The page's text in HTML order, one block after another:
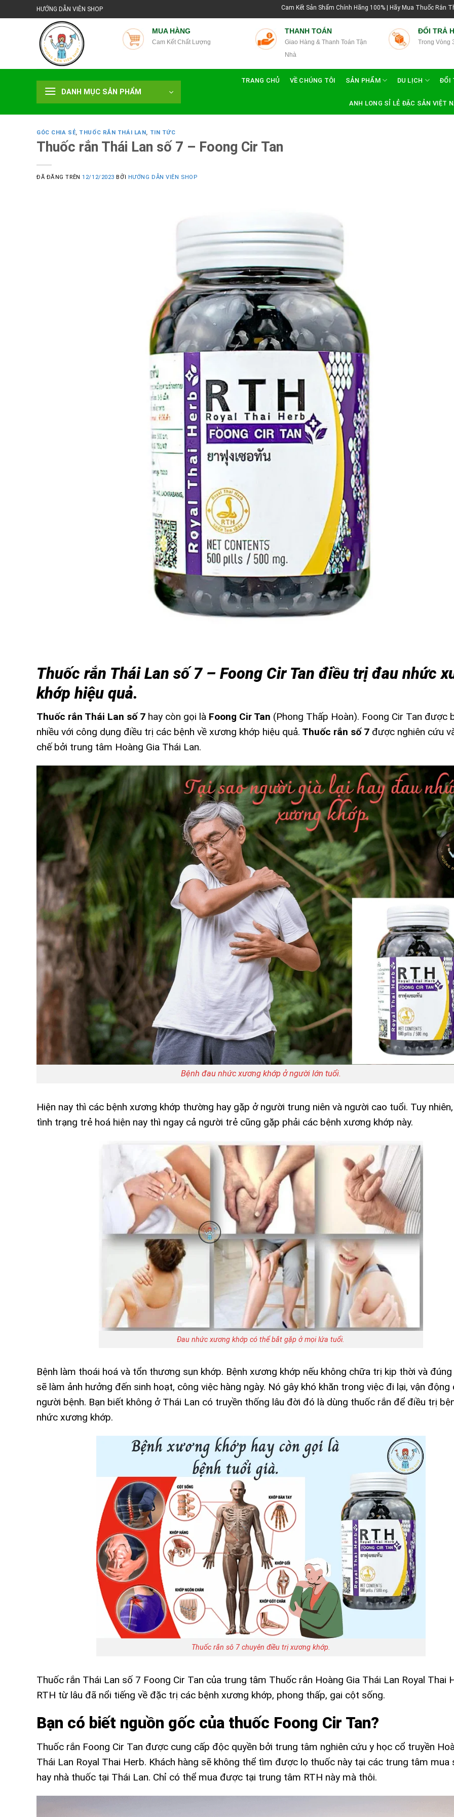
đến
HƯỚNG DẪN VIÊN SHOP Cam Kết Sản Shẩm Chính Hãng 100% | Hãy Mua Thuốc Rắn Thái Lan Tại Hướng
MUA HÀNG
Cam Kết Chất Lượng
THANH TOÁN
Giao Hàng & Thanh Toán Tận
Nhà
ĐỔI TRẢ
Trong Vòng
DANH MỤC SẢN PHẨM
TRANG CHỦ VỀ CHÚNG TÔI SẢN PHẨM DU LỊCH ĐỔI
ANH LONG SỈ LẺ ĐẶC SẢN VIỆT
GÓC CHIA SẺ, THUỐC RẮN THÁI LAN, TIN TỨC
Thuốc rắn Thái Lan số 7 – Foong Cir Tan
ĐÃ ĐĂNG TRÊN12/12/2023 BỞI HƯỚNG DẪN VIÊN SHOP
Thuốc rắn Thái Lan số 7 – Foong Cir Tan điều trị đau nhức
khớp hiệu quả.
Thuốc rắn Thái Lan số 7 hay còn gọi là Foong Cir Tan (Phong Thấp Hoàn). Foong Cir Tan được
nhiều với công dụng điều trị các bệnh về xương khớp hiệu quả. Thuốc rắn số 7 được nghiên cứu
chế bởi trung tâm Hoàng Gia Thái Lan.
Bệnh đau nhức xương khớp ở người lớn tuổi.
Hiện nay thì các bệnh xương khớp thường hay gặp ở người trung niên và người cao tuổi. Tuy
tình trạng trẻ hoá hiện nay thì ngay cả người trẻ cũng gặp phải các bệnh xương khớp này.
Đau nhức xương khớp có thể bắt gặp ở mọi lứa tuổi.
Bệnh làm thoái hoá và tổn thương sụn khớp. Bệnh xương khớp nếu không chữa trị kịp thời và
sẽ làm ảnh hưởng đến sinh hoạt, công việc hàng ngày. Nó gây khó khăn trong việc đi lại, vận động
người bệnh. Bạn biết không ở Thái Lan có truyền thống lâu đời đó là dùng thuốc rắn để điều trị
nhức xương khớp.
Thuốc rắn sô 7 chuyên điều trị xương khớp.
Thuốc rắn Thái Lan số 7 Foong Cir Tan của trung tâm Thuốc rắn Hoàng Gia Thái Lan Royal Thai
RTH từ lâu đã nổi tiếng về đặc trị các bệnh xương khớp, phong thấp, gai cột sống.
Bạn có biết nguồn gốc của thuốc Foong Cir Tan?
Thuốc rắn Foong Cir Tan được cung cấp độc quyền bởi trung tâm nghiên cứu y học cổ truyền
Thái Lan Royal Thai Herb. Khách hàng sẽ không thể tìm được lọ thuốc này tại các trung tâm mua
hay nhà thuốc tại Thái Lan. Chỉ có thể mua được tại trung tâm RTH này mà thôi.